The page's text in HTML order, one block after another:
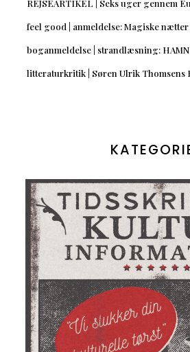
REJSEARTIKEL | Seks uger gennem
feel good | anmeldelse: Magiske
boganmeldelse | strandlæsning:
litteraturkritik | Søren Ulrik Thomsens